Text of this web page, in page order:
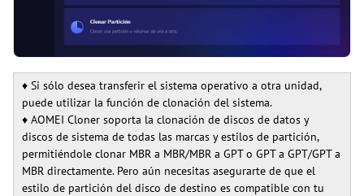
♦ Si sólo desea transferir el sistema operativo a otra unidad,
puede utilizar la función de clonación del sistema.
♦ AOMEI Cloner soporta la clonación de discos de datos y
discos de sistema de todas las marcas y estilos de partición,
permitiéndole clonar MBR a MBR/MBR a GPT o GPT a GPT/GPT a
MBR directamente. Pero aún necesitas asegurarte de que el
estilo de partición del disco de destino es compatible con tu